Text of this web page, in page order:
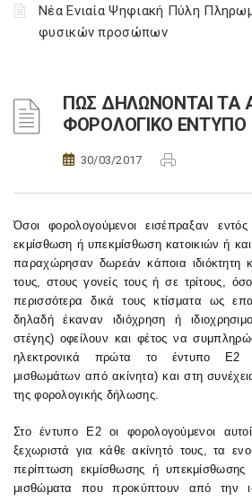
Νέα Ενιαία Ψηφιακή Πύλη
φυσικών προσώπων
ΠΩΣ ΔΗΛΩΝΟΝΤΑΙ ΤΑ
ΦΟΡΟΛΟΓΙΚΟ ΕΝΤΥΠΟ
30/03/2017
Όσοι φορολογούμενοι εισέπραξαν
εκμίσθωση ή υπεκμίσθωση κατοικιών ή
παραχώρησαν δωρεάν κάποια ιδιόκτητη
τους, στους γονείς τους ή σε τρίτους,
περισσότερα δικά τους κτίσματα ως
δηλαδή έκαναν ιδιόχρηση ή
στέγης) οφείλουν και φέτος να
ηλεκτρονικά πρώτα το έντυπο Ε2
μισθωμάτων από ακίνητα) και στη
της φορολογικής δήλωσης.
Στο έντυπο Ε2 οι φορολογούμενοι
ξεχωριστά για κάθε ακίνητό τους, τα
περίπτωση εκμίσθωσης ή
μισθώματα που προκύπτουν από την